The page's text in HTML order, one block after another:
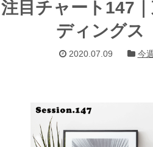
注目チャート147
ディングス
2020.07.09 今